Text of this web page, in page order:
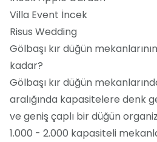
Villa Event İncek
Risus Wedding
Gölbaşı kır düğün
kadar?
Gölbaşı kır düğün
aralığında kapasitelere denk
ve geniş çaplı bir düğün
1.000 - 2.000 kapasiteli